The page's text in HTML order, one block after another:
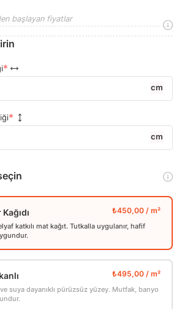
başlayan fiyatlar
cm
cm
katkılı mat kağıt. Tutkalla uygulanır, hafif
suya dayanıklı pürüzsüz yüzey. Mutfak, banyo